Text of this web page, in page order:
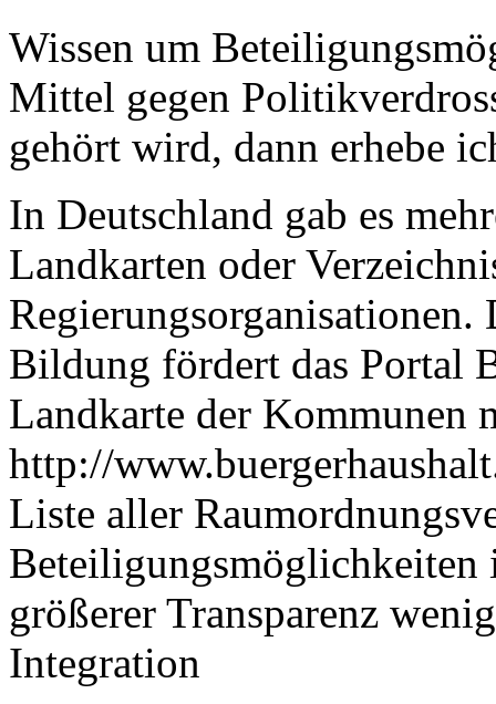
Wissen um
Mittel gegen
gehört wird, dann erhebe
In Deutschland gab es
Landkarten oder
Bildung fördert das Portal
Landkarte der Kommunen
http://
Liste aller
größerer Transparenz
Integration